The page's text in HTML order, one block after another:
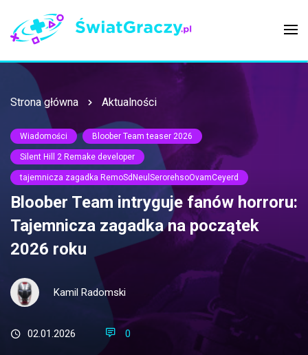
Strona główna Aktualności
Wiadomości Bloober Team teaser 2026
Silent Hill 2 Remake developer
tajemnicza zagadka RemoSdNeulSerorehsoOvamCeyerd
Bloober Team intryguje fanów horroru:
Tajemnicza zagadka na początek
2026 roku
Kamil Radomski
02.01.2026 0